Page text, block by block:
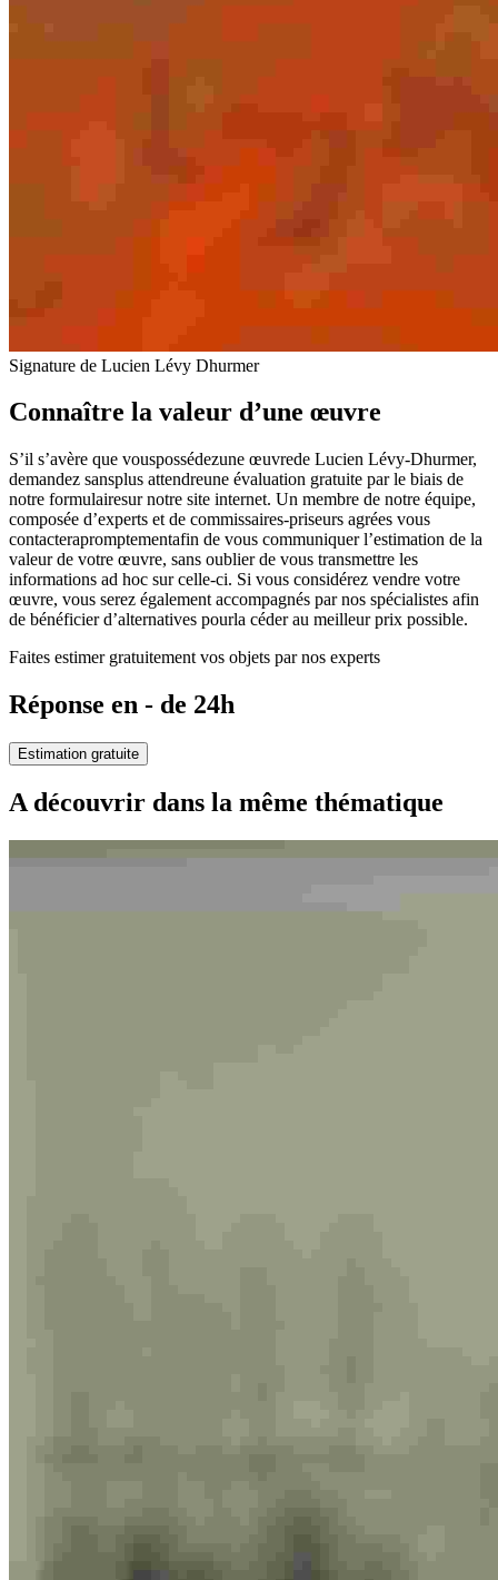
Signature de Lucien Lévy Dhurmer
Connaître la valeur d’une œuvre
S’il s’avère que vouspossédezune œuvrede Lucien Lévy-Dhurmer,
demandez sansplus attendreune évaluation gratuite par le biais de
notre formulairesur notre site internet. Un membre de notre équipe,
composée d’experts et de commissaires-priseurs agrées vous
contacterapromptementafin de vous communiquer l’estimation de la
valeur de votre œuvre, sans oublier de vous transmettre les
informations ad hoc sur celle-ci. Si vous considérez vendre votre
œuvre, vous serez également accompagnés par nos spécialistes afin
de bénéficier d’alternatives pourla céder au meilleur prix possible.
Faites estimer gratuitement vos objets par nos experts
Réponse en - de 24h
Estimation gratuite
A découvrir dans la même thématique